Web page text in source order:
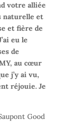
votre alliée
naturelle et
et fière de
eu le
de
au cœur
j’y ai vu,
réjouie. Je